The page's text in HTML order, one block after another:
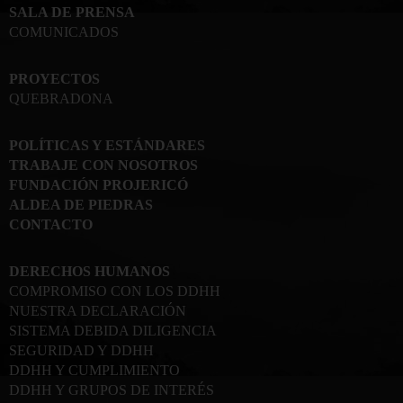
SALA DE PRENSA
COMUNICADOS
PROYECTOS
QUEBRADONA
POLÍTICAS Y ESTÁNDARES
TRABAJE CON NOSOTROS
FUNDACIÓN PROJERICÓ
ALDEA DE PIEDRAS
CONTACTO
DERECHOS HUMANOS
COMPROMISO CON LOS DDHH
NUESTRA DECLARACIÓN
SISTEMA DEBIDA DILIGENCIA
SEGURIDAD Y DDHH
DDHH Y CUMPLIMIENTO
DDHH Y GRUPOS DE INTERÉS